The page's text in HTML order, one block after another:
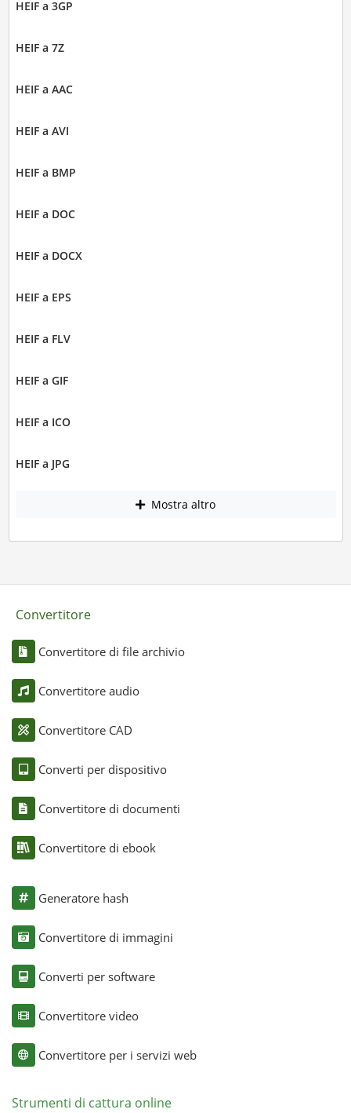
HEIF a 3GP
HEIF a 7Z
HEIF a AAC
HEIF a AVI
HEIF a BMP
HEIF a DOC
HEIF a DOCX
HEIF a EPS
HEIF a FLV
HEIF a GIF
HEIF a ICO
HEIF a JPG
Mostra altro
Convertitore
Convertitore di file archivio
Convertitore audio
Convertitore CAD
Converti per dispositivo
Convertitore di documenti
Convertitore di ebook
Generatore hash
Convertitore di immagini
Converti per software
Convertitore video
Convertitore per i servizi web
Strumenti di cattura online